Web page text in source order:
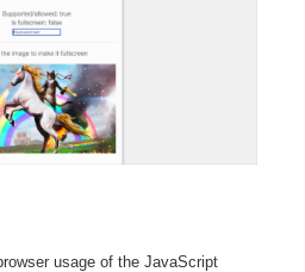
usage of the JavaScript